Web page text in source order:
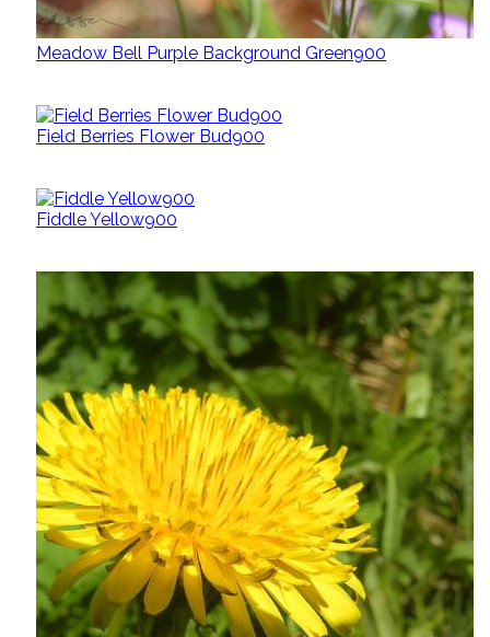
Meadow Bell Purple Background Green900
Field Berries Flower Bud900
Fiddle Yellow900